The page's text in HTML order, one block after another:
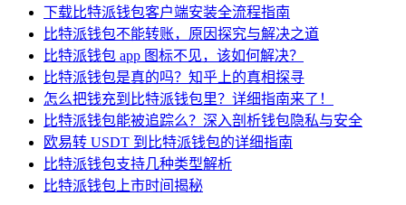
下载比特派钱包客户端安装全流程指南
比特派钱包不能转账，原因探究与解决之道
比特派钱包 app 图标不见，该如何解决？
比特派钱包是真的吗？知乎上的真相探寻
怎么把钱充到比特派钱包里？详细指南来了！
比特派钱包能被追踪么？深入剖析钱包隐私与安全
欧易转 USDT 到比特派钱包的详细指南
比特派钱包支持几种类型解析
比特派钱包上市时间揭秘